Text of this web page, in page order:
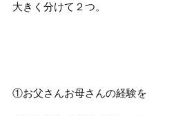
大きく分けて２つ。
①お父さんお母さんの経験を